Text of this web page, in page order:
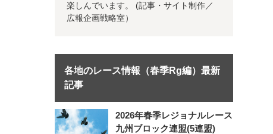
楽しんでいます。 (記事・サイト制作／
広報企画戦略室）
各地のレース情報（春季Rg編）最新
記事
2026年春季レジョナルレース
九州ブロック連盟(5連盟)